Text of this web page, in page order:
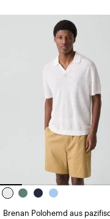
Brenan Polohemd aus